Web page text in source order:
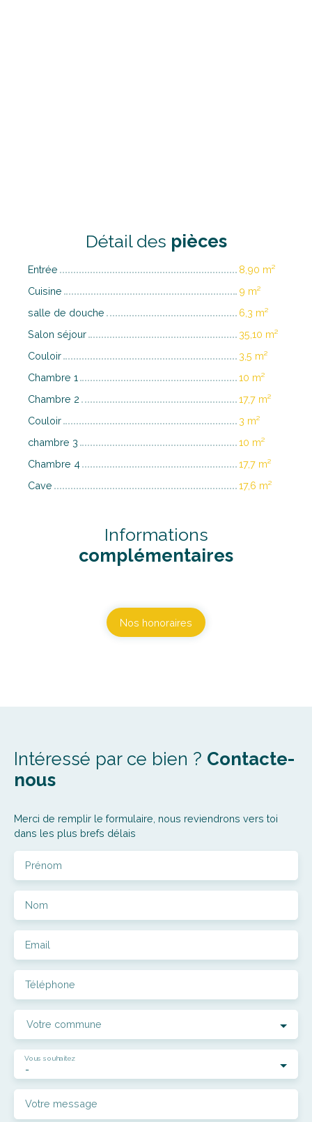
Détail des pièces
Entrée
8,90 m²
Cuisine
9 m²
salle de douche
6,3 m²
Salon séjour
35,10 m²
Couloir
3,5 m²
Chambre 1
10 m²
Chambre 2
17,7 m²
Couloir
3 m²
chambre 3
10 m²
Chambre 4
17,7 m²
Cave
17,6 m²
Informations
complémentaires
Nos honoraires
Intéressé par ce bien ? Contacte-
nous
Merci de remplir le formulaire, nous reviendrons vers toi
dans les plus brefs délais
Prénom
Nom
Email
Téléphone
Votre commune
-
Vous souhaitez
Votre message